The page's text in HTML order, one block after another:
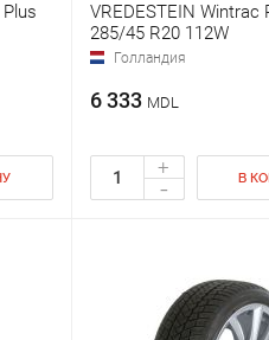
VREDESTEIN Wintrac
285/45 R20 112W
Голландия
6 333 MDL
+
- В